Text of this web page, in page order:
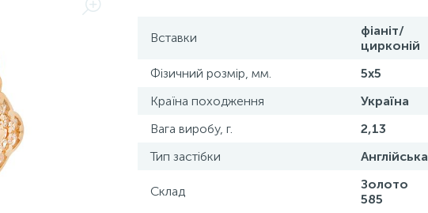
Вставки
фіаніт/
цирконій
Фізичний розмір, мм.
5x5
Країна походження
Україна
Вага виробу, г.
2,13
Тип застібки
Англійська
Склад
Золото
585